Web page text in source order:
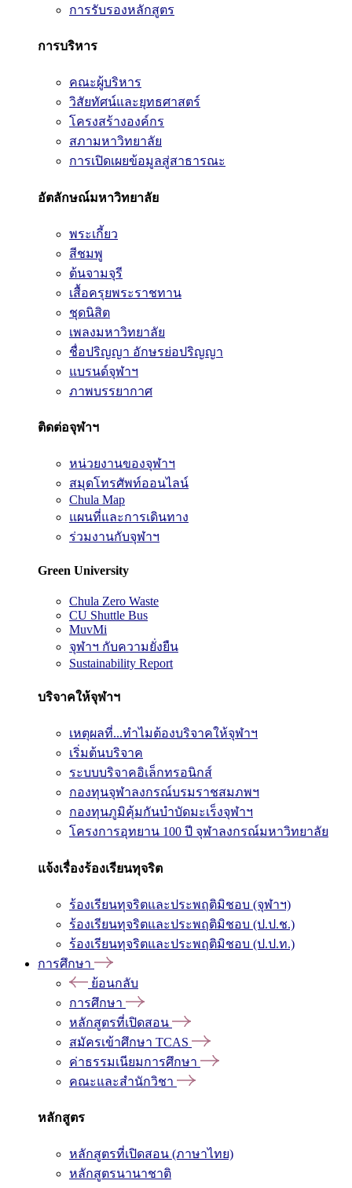
การรับรองหลักสูตร
การบริหาร
คณะผู้บริหาร
วิสัยทัศน์และยุทธศาสตร์
โครงสร้างองค์กร
สภามหาวิทยาลัย
การเปิดเผยข้อมูลสู่สาธารณะ
อัตลักษณ์มหาวิทยาลัย
พระเกี้ยว
สีชมพู
ต้นจามจุรี
เสื้อครุยพระราชทาน
ชุดนิสิต
เพลงมหาวิทยาลัย
ชื่อปริญญา อักษรย่อปริญญา
แบรนด์จุฬาฯ
ภาพบรรยากาศ
ติดต่อจุฬาฯ
หน่วยงานของจุฬาฯ
สมุดโทรศัพท์ออนไลน์
Chula Map
แผนที่และการเดินทาง
ร่วมงานกับจุฬาฯ
Green University
Chula Zero Waste
CU Shuttle Bus
MuvMi
จุฬาฯ กับความยั่งยืน
Sustainability Report
บริจาคให้จุฬาฯ
เหตุผลที่...ทำไมต้องบริจาคให้จุฬาฯ
เริ่มต้นบริจาค
ระบบบริจาคอิเล็กทรอนิกส์
กองทุนจุฬาลงกรณ์บรมราชสมภพฯ
กองทุนภูมิคุ้มกันบำบัดมะเร็งจุฬาฯ
โครงการอุทยาน 100 ปี จุฬาลงกรณ์มหาวิทยาลัย
แจ้งเรื่องร้องเรียนทุจริต
ร้องเรียนทุจริตและประพฤติมิชอบ (จุฬาฯ)
ร้องเรียนทุจริตและประพฤติมิชอบ (ป.ป.ช.)
ร้องเรียนทุจริตและประพฤติมิชอบ (ป.ป.ท.)
การศึกษา
ย้อนกลับ
การศึกษา
หลักสูตรที่เปิดสอน
สมัครเข้าศึกษา TCAS
ค่าธรรมเนียมการศึกษา
คณะและสำนักวิชา
หลักสูตร
หลักสูตรที่เปิดสอน (ภาษาไทย)
หลักสูตรนานาชาติ